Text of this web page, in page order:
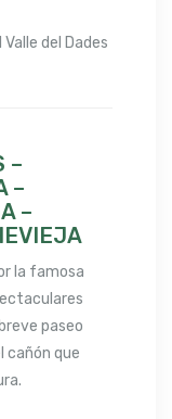
del Dades
–
–
–
la famosa
paseo
cañón que